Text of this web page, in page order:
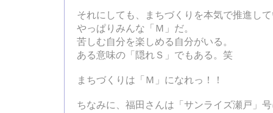
それにしても、まちづくりを本気で推進し
やっぱりみんな「Ｍ」だ。
苦しむ自分を楽しめる自分がいる。
ある意味の「隠れＳ」でもある。笑
まちづくりは「Ｍ」になれっ！！
ちなみに、福田さんは「サンライズ瀬戸」